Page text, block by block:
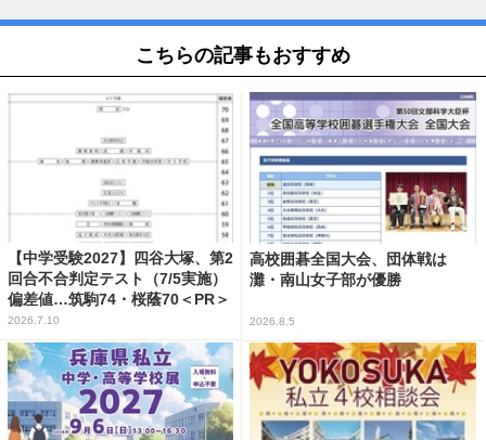
こちらの記事もおすすめ
【中学受験2027】四谷大塚、第2
回合不合判定テスト（7/5実施）
偏差値…筑駒74・桜蔭70＜PR＞
2026.7.10
高校囲碁全国大会、団体戦は
灘・南山女子部が優勝
2026.8.5